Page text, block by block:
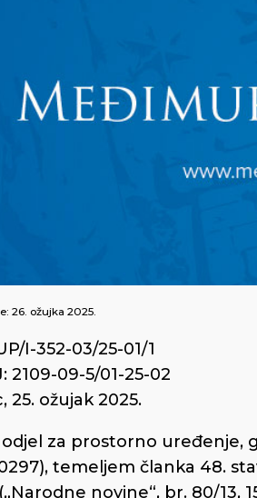
26. ožujka 2025.
I-352-03/25-01/1
2109-09-5/01-25-02
25. ožujak 2025.
za prostorno uređenje,
temeljem članka 48.
novine“, br. 80/13,